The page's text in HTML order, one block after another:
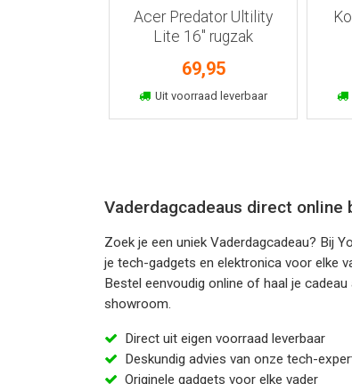
Acer Predator Ultility
Lite 16" rugzak
69,95
Uit voorraad leverbaar
In winkelmand
Vaderdagcadeaus direct
Zoek je een uniek Vaderdagcadeau? Bij
je tech-gadgets en elektronica voor elke
Bestel eenvoudig online of haal je
showroom.
Direct uit eigen voorraad leverbaar
Deskundig advies van onze tech-
Originele gadgets voor elke vader